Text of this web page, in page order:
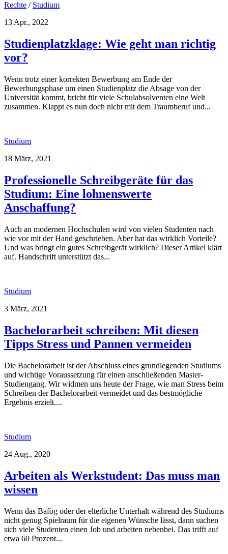
Rechte / Studium
13 Apr., 2022
Studienplatzklage: Wie geht man richtig
vor?
Wenn trotz einer korrekten Bewerbung am Ende der
Bewerbungsphase um einen Studienplatz die Absage von der
Universität kommt, bricht für viele Schulabsolventen eine Welt
zusammen. Klappt es nun doch nicht mit dem Traumberuf und...
Studium
18 März, 2021
Professionelle Schreibgeräte für das
Studium: Eine lohnenswerte
Anschaffung?
Auch an modernen Hochschulen wird von vielen Studenten nach
wie vor mit der Hand geschrieben. Aber hat das wirklich Vorteile?
Und was bringt ein gutes Schreibgerät wirklich? Dieser Artikel klärt
auf. Handschrift unterstützt das...
Studium
3 März, 2021
Bachelorarbeit schreiben: Mit diesen
Tipps Stress und Pannen vermeiden
Die Bachelorarbeit ist der Abschluss eines grundlegenden Studiums
und wichtige Voraussetzung für einen anschließenden Master-
Studiengang. Wir widmen uns heute der Frage, wie man Stress beim
Schreiben der Bachelorarbeit vermeidet und das bestmögliche
Ergebnis erzielt....
Studium
24 Aug., 2020
Arbeiten als Werkstudent: Das muss man
wissen
Wenn das Bafög oder der elterliche Unterhalt während des Studiums
nicht genug Spielraum für die eigenen Wünsche lässt, dann suchen
sich viele Studenten einen Job und arbeiten nebenbei. Das trifft auf
etwa 60 Prozent...